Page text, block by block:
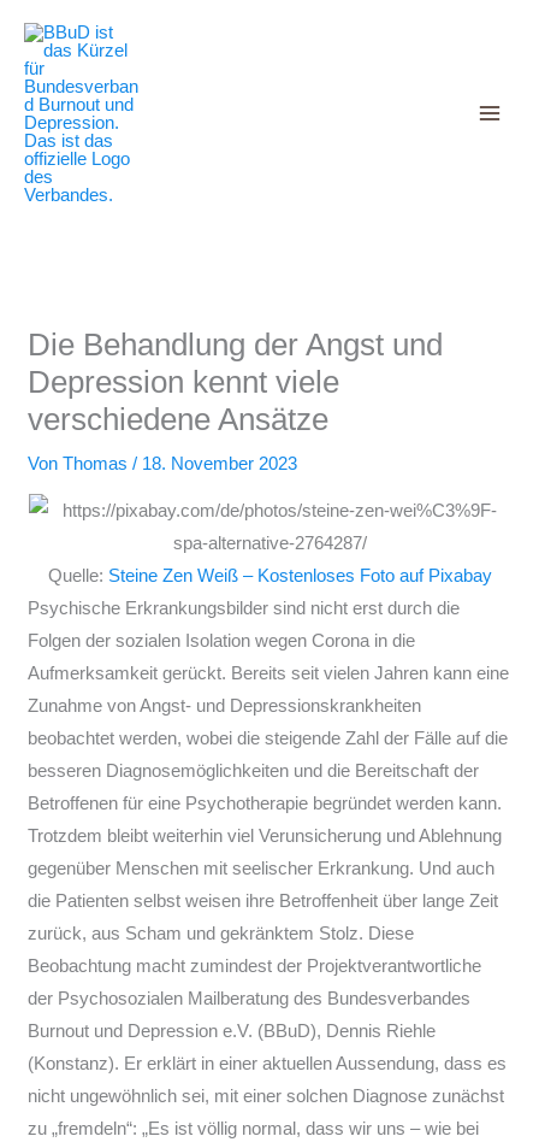
Inhalt
springen
Die Behandlung der Angst und
Depression kennt viele
verschiedene Ansätze
VonThomas/ 18. November 2023
Quelle: Steine Zen Weiß – Kostenloses Foto auf Pixabay
Psychische Erkrankungsbilder sind nicht erst durch die
Folgen der sozialen Isolation wegen Corona in die
Aufmerksamkeit gerückt. Bereits seit vielen Jahren kann eine
Zunahme von Angst- und Depressionskrankheiten
beobachtet werden, wobei die steigende Zahl der Fälle auf die
besseren Diagnosemöglichkeiten und die Bereitschaft der
Betroffenen für eine Psychotherapie begründet werden kann.
Trotzdem bleibt weiterhin viel Verunsicherung und Ablehnung
gegenüber Menschen mit seelischer Erkrankung. Und auch
die Patienten selbst weisen ihre Betroffenheit über lange Zeit
zurück, aus Scham und gekränktem Stolz. Diese
Beobachtung macht zumindest der Projektverantwortliche
der Psychosozialen Mailberatung des Bundesverbandes
Burnout und Depression e.V. (BBuD), Dennis Riehle
(Konstanz). Er erklärt in einer aktuellen Aussendung, dass es
nicht ungewöhnlich sei, mit einer solchen Diagnose zunächst
zu „fremdeln“: „Es ist völlig normal, dass wir uns – wie bei